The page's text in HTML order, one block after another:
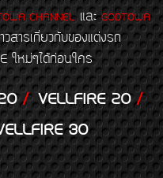
CHANNELและGODTOWA
สารเกี่ยวกับของแต่งรถ
ใหม่ๆได้ก่อนใคร
/VELLFIRE 20/
30